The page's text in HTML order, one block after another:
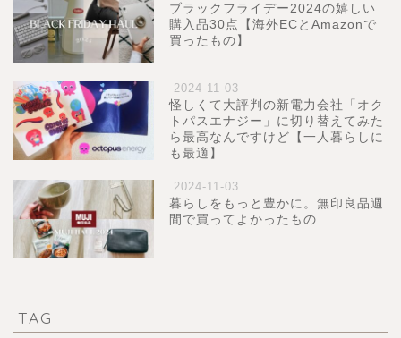
ブラックフライデー2024の嬉しい
購入品30点【海外ECとAmazonで
買ったもの】
2024-11-03
怪しくて大評判の新電力会社「オク
トパスエナジー」に切り替えてみた
ら最高なんですけど【一人暮らしに
も最適】
2024-11-03
暮らしをもっと豊かに。無印良品週
間で買ってよかったもの
TAG